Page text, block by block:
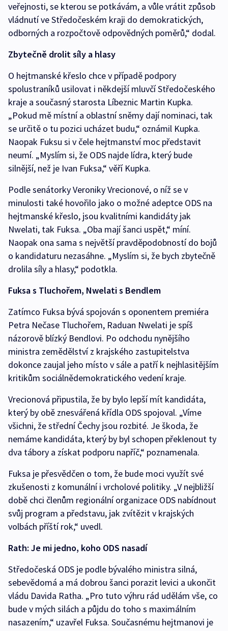
veřejnosti, se kterou se potkávám, a vůle vrátit způsob
vládnutí ve Středočeském kraji do demokratických,
odborných a rozpočtově odpovědných poměrů,“ dodal.
Zbytečně drolit síly a hlasy
O hejtmanské křeslo chce v případě podpory
spolustraníků usilovat i někdejší mluvčí Středočeského
kraje a současný starosta Líbeznic Martin Kupka.
„Pokud mě místní a oblastní sněmy dají nominaci, tak
se určitě o tu pozici ucházet budu,“ oznámil Kupka.
Naopak Fuksu si v čele hejtmanství moc představit
neumí. „Myslím si, že ODS najde lídra, který bude
silnější, než je Ivan Fuksa,“ věří Kupka.
Podle senátorky Veroniky Vrecionové, o níž se v
minulosti také hovořilo jako o možné adeptce ODS na
hejtmanské křeslo, jsou kvalitními kandidáty jak
Nwelati, tak Fuksa. „Oba mají šanci uspět,“ míní.
Naopak ona sama s největší pravděpodobností do bojů
o kandidaturu nezasáhne. „Myslím si, že bych zbytečně
drolila síly a hlasy,“ podotkla.
Fuksa s Tluchořem, Nwelati s Bendlem
Zatímco Fuksa bývá spojován s oponentem premiéra
Petra Nečase Tluchořem, Raduan Nwelati je spíš
názorově blízký Bendlovi. Po odchodu nynějšího
ministra zemědělství z krajského zastupitelstva
dokonce zaujal jeho místo v sále a patří k nejhlasitějším
kritikům sociálnědemokratického vedení kraje.
Vrecionová připustila, že by bylo lepší mít kandidáta,
který by obě znesvářená křídla ODS spojoval. „Víme
všichni, že střední Čechy jsou rozbité. Je škoda, že
nemáme kandidáta, který by byl schopen překlenout ty
dva tábory a získat podporu napříč,“ poznamenala.
Fuksa je přesvědčen o tom, že bude moci využít své
zkušenosti z komunální i vrcholové politiky. „V nejbližší
době chci členům regionální organizace ODS nabídnout
svůj program a představu, jak zvítězit v krajských
volbách příští rok,“ uvedl.
Rath: Je mi jedno, koho ODS nasadí
Středočeská ODS je podle bývalého ministra silná,
sebevědomá a má dobrou šanci porazit levici a ukončit
vládu Davida Ratha. „Pro tuto výhru rád udělám vše, co
bude v mých silách a půjdu do toho s maximálním
nasazením,“ uzavřel Fuksa. Současnému hejtmanovi je